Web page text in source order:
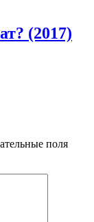
(2017)
поля